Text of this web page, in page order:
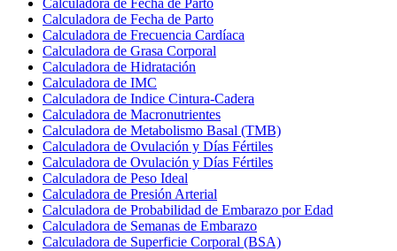
Calculadora de Fecha de Parto
Calculadora de Fecha de Parto
Calculadora de Frecuencia Cardíaca
Calculadora de Grasa Corporal
Calculadora de Hidratación
Calculadora de IMC
Calculadora de Indice Cintura-Cadera
Calculadora de Macronutrientes
Calculadora de Metabolismo Basal (TMB)
Calculadora de Ovulación y Días Fértiles
Calculadora de Ovulación y Días Fértiles
Calculadora de Peso Ideal
Calculadora de Presión Arterial
Calculadora de Probabilidad de Embarazo por Edad
Calculadora de Semanas de Embarazo
Calculadora de Superficie Corporal (BSA)